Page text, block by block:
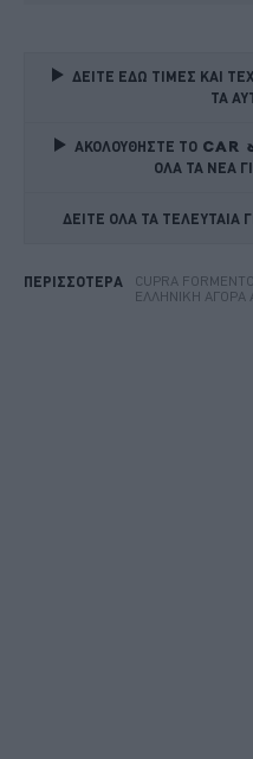
ΔΕΙΤΕ ΕΔΩ ΤΙΜΕΣ ΚΑΙ
ΤΑ
ΑΚΟΛΟΥΘΗΣΤΕ ΤΟ
ΟΛΑ ΤΑ ΝΕΑ
ΔΕΙΤΕ ΟΛΑ ΤΑ ΤΕΛΕΥΤΑΙΑ
ΠΕΡΙΣΣΟΤΕΡΑ CUPRA
ΕΛΛΗΝΙΚΉ ΑΓΟΡΆ